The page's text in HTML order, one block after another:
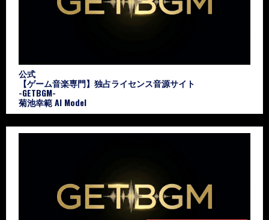
公式
【ゲーム音楽専門】独占ライセンス音源サイト
-GETBGM-
菊池幸範 AI Model